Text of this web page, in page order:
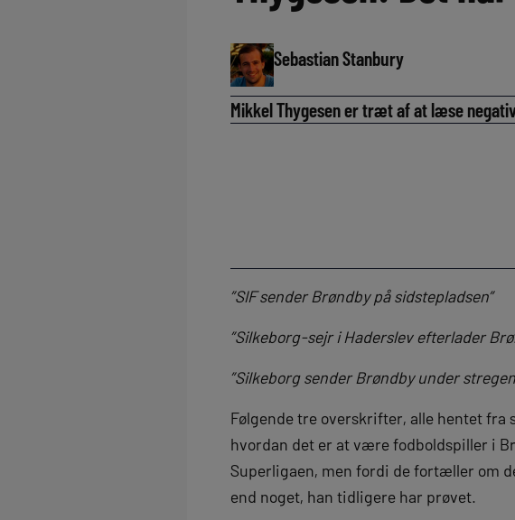
Sebastian Stanbury
Mikkel Thygesen er træt af at læse
”SIF sender Brøndby på sidstepladsen”
”Silkeborg-sejr i Haderslev efterlader
”Silkeborg sender Brøndby under
Følgende tre overskrifter, alle hentet
hvordan det er at være fodboldspiller i
Superligaen, men fordi de fortæller om
end noget, han tidligere har prøvet.